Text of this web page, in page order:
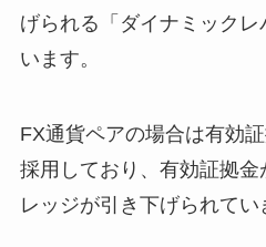
げられる「ダイナミック
います。
FX通貨ペアの場合は有効
採用しており、有効証拠
レッジが引き下げられてい